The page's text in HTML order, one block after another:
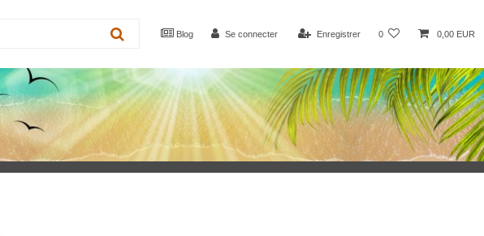
Blog Se connecter Enregistrer 0 0,00 EUR